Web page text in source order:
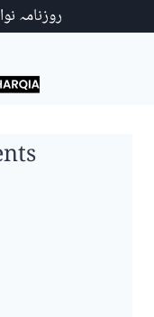
روزنامہ